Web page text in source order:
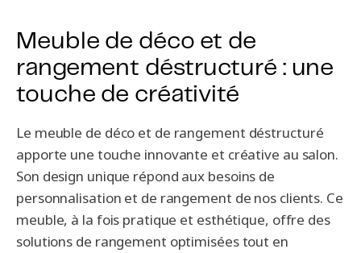
Meuble de déco et de
rangement déstructuré : une
touche de créativité
Le meuble de déco et de rangement déstructuré
apporte une touche innovante et créative au salon.
Son design unique répond aux besoins de
personnalisation et de rangement de nos clients. Ce
meuble, à la fois pratique et esthétique, offre des
solutions de rangement optimisées tout en